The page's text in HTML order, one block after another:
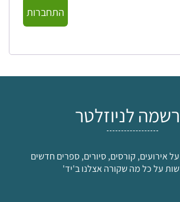
התחברות
לניוזלטר
אירועים, קורסים, סיורים, ספרים חדשים
על כל מה שקורה אצלנו ב'יד'